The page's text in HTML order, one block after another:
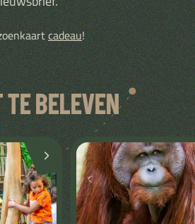
cadeau!
BELEVEN